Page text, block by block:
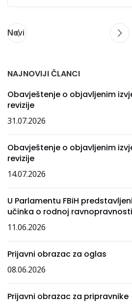
Novi
NAJNOVIJI ČLANCI
Obavještenje o objavljenim
revizije
31.07.2026
Obavještenje o objavljenim
revizije
14.07.2026
U Parlamentu FBiH
učinka o rodnoj ravnopravnosti
11.06.2026
Prijavni obrazac za oglas
08.06.2026
Prijavni obrazac za pripravnike